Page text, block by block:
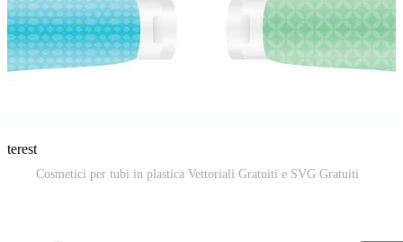
Cosmetici per tubi in plastica Vettoriali Gratuiti e SVG Gratuiti